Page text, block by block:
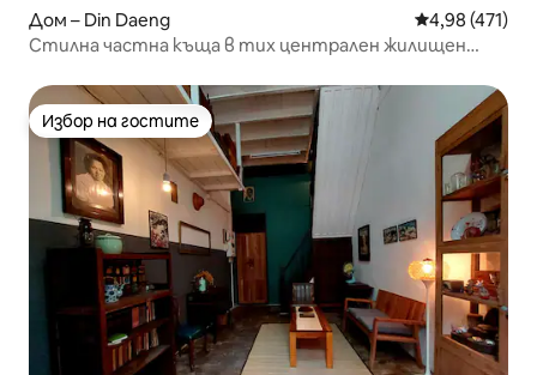
Дом – Din Daeng Средна
4,98 (471)
Стилна частна къща в тих централен жилищен
Избор на гостите
Избор на гостите